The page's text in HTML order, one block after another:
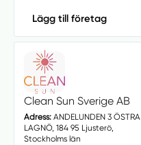
Lägg till företag
Clean Sun Sverige AB
Adress:ANDELUNDEN 3 ÖSTRA
LAGNÖ, 184 95 Ljusterö,
Stockholms län